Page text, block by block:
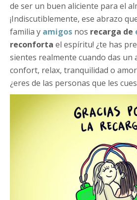
de ser un buen aliciente para el
¡Indiscutiblemente, ese abrazo
familia y amigos nos recarga de
reconforta el espíritu! ¿te has
sientes realmente cuando das un
confort, relax, tranquilidad o
¿eres de las personas que les